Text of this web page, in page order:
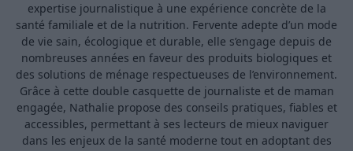
expertise journalistique à une expérience concrète de la
santé familiale et de la nutrition. Fervente adepte d’un mode
de vie sain, écologique et durable, elle s’engage depuis de
nombreuses années en faveur des produits biologiques et
des solutions de ménage respectueuses de l’environnement.
Grâce à cette double casquette de journaliste et de maman
engagée, Nathalie propose des conseils pratiques, fiables et
accessibles, permettant à ses lecteurs de mieux naviguer
dans les enjeux de la santé moderne tout en adoptant des